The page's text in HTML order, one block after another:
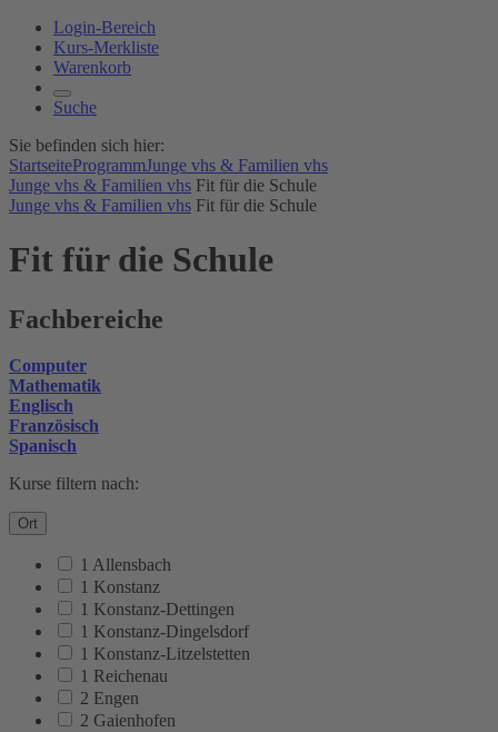
Login-Bereich
Kurs-Merkliste
Warenkorb
Suche
Sie befinden sich hier:
StartseiteProgrammJunge vhs & Familien vhs
Junge vhs & Familien vhs Fit für die Schule
Junge vhs & Familien vhs Fit für die Schule
Fit für die Schule
Fachbereiche
Computer
Mathematik
Englisch
Französisch
Spanisch
Kurse filtern nach:
Ort
1 Allensbach
1 Konstanz
1 Konstanz-Dettingen
1 Konstanz-Dingelsdorf
1 Konstanz-Litzelstetten
1 Reichenau
2 Engen
2 Gaienhofen